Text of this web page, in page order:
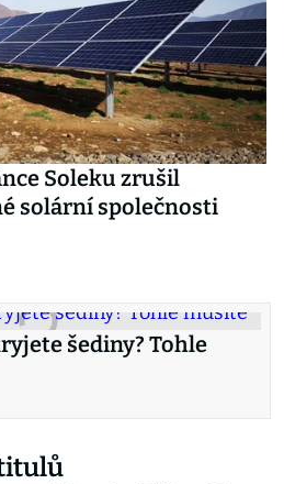
Soleku zrušil
solární společnosti
šediny? Tohle